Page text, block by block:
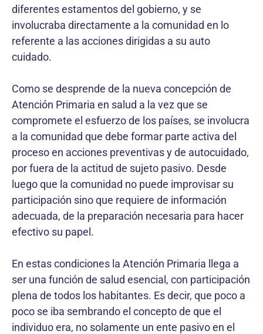
diferentes estamentos del gobierno, y se
involucraba directamente a la comunidad en lo
referente a las acciones dirigidas a su auto
cuidado.
Como se desprende de la nueva concepción de
Atención Primaria en salud a la vez que se
compromete el esfuerzo de los países, se involucra
a la comunidad que debe formar parte activa del
proceso en acciones preventivas y de autocuidado,
por fuera de la actitud de sujeto pasivo. Desde
luego que la comunidad no puede improvisar su
participación sino que requiere de información
adecuada, de la preparación necesaria para hacer
efectivo su papel.
En estas condiciones la Atención Primaria llega a
ser una función de salud esencial, con participación
plena de todos los habitantes. Es decir, que poco a
poco se iba sembrando el concepto de que el
individuo era, no solamente un ente pasivo en el